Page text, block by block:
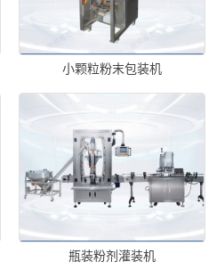
小颗粒粉末包装机
瓶装粉剂灌装机